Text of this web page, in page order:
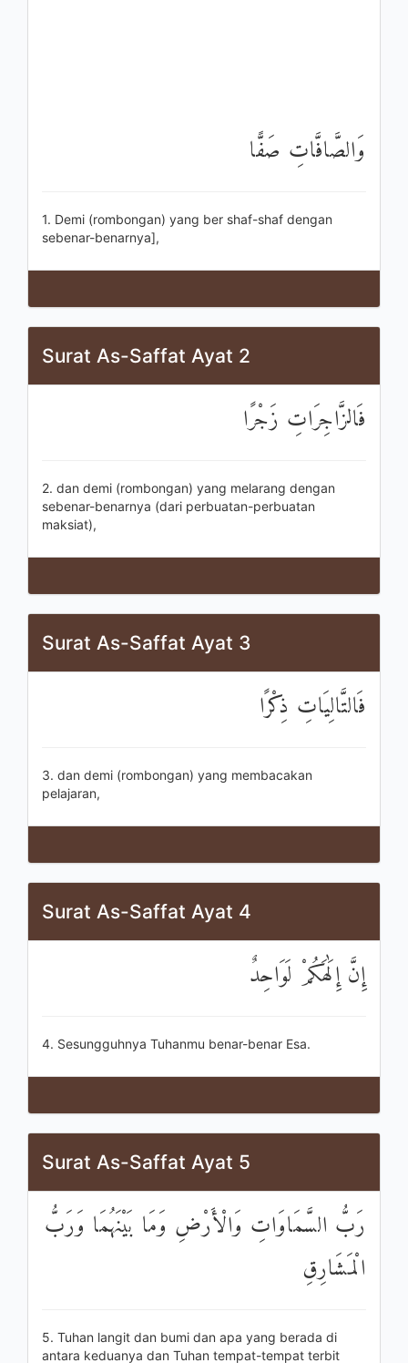
وَالصَّافَّاتِ صَفًّا
1. Demi (rombongan) yang ber shaf-shaf dengan
sebenar-benarnya],
Surat As-Saffat Ayat 2
فَالزَّاجِرَاتِ زَجْرًا
2. dan demi (rombongan) yang melarang dengan
sebenar-benarnya (dari perbuatan-perbuatan
maksiat),
Surat As-Saffat Ayat 3
فَالتَّالِيَاتِ ذِكْرًا
3. dan demi (rombongan) yang membacakan
pelajaran,
Surat As-Saffat Ayat 4
إِنَّ إِلَٰهَكُمْ لَوَاحِدٌ
4. Sesungguhnya Tuhanmu benar-benar Esa.
Surat As-Saffat Ayat 5
رَبُّ السَّمَاوَاتِ وَالْأَرْضِ وَمَا بَيْنَهُمَا وَرَبُّ
الْمَشَارِقِ
5. Tuhan langit dan bumi dan apa yang berada di
antara keduanya dan Tuhan tempat-tempat terbit